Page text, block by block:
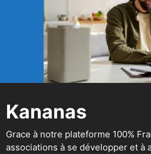
Kananas
Grace à notre plateforme 100%
associations à se développer et à